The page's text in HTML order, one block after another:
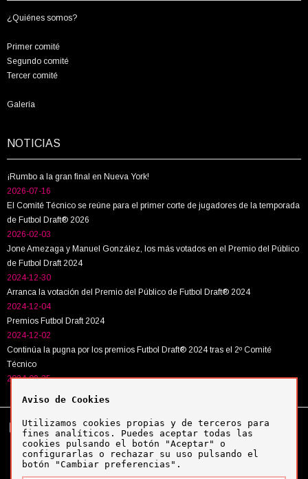
¿Quiénes somos?
Primer comité
Segundo comité
Tercer comité
Galería
NOTICIAS
¡Rumbo a la gran final en Nueva York!
2026-07-16
El Comité Técnico se reúne para el primer corte de jugadores de la temporada
de Futbol Draft® 2026
2026-02-03
Jone Amezaga y Manuel González, los más votados en el Premio del Público
de Futbol Draft 2024
2024-12-30
Arranca la votación del Premio del Público de Futbol Draft® 2024
2024-12-04
Premios Futbol Draft 2024
2024-12-02
Continúa la pugna por los premios Futbol Draft® 2024 tras el 2º Comité
Técnico
2024-09-25
Tel: +34 943 63 40 63
Política de cookies
Política de privacidad
Aviso legal
Aviso de Cookies
Utilizamos cookies propias y de terceros para
fines analíticos. Puedes aceptar todas las
cookies pulsando el botón "Aceptar" o
configurarlas o rechazar su uso pulsando el
botón "Cambiar preferencias".